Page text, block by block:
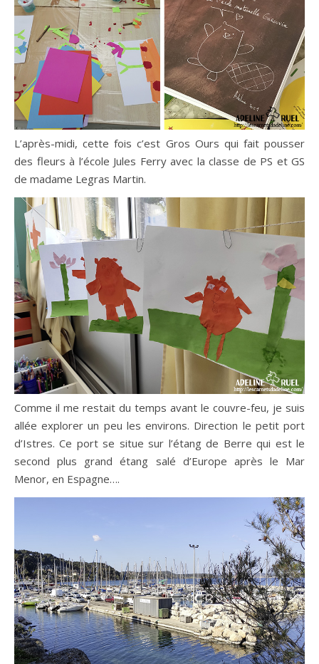
L’après-midi, cette fois c’est Gros Ours qui fait pousser
des fleurs à l’école Jules Ferry avec la classe de PS et GS
de madame Legras Martin.
Comme il me restait du temps avant le couvre-feu, je suis
allée explorer un peu les environs. Direction le petit port
d’Istres. Ce port se situe sur l’étang de Berre qui est le
second plus grand étang salé d’Europe après le Mar
Menor, en Espagne….